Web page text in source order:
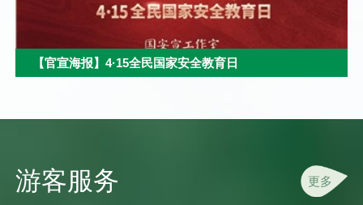
【官宣海报】4·15全民国家安全教育日
游客服务 更多